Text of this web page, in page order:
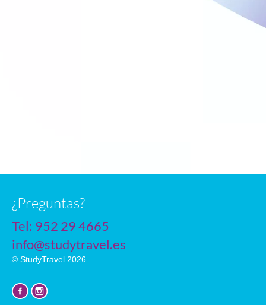
¿Preguntas?
Tel: 952 29 4665
info@studytravel.es
© StudyTravel 2026